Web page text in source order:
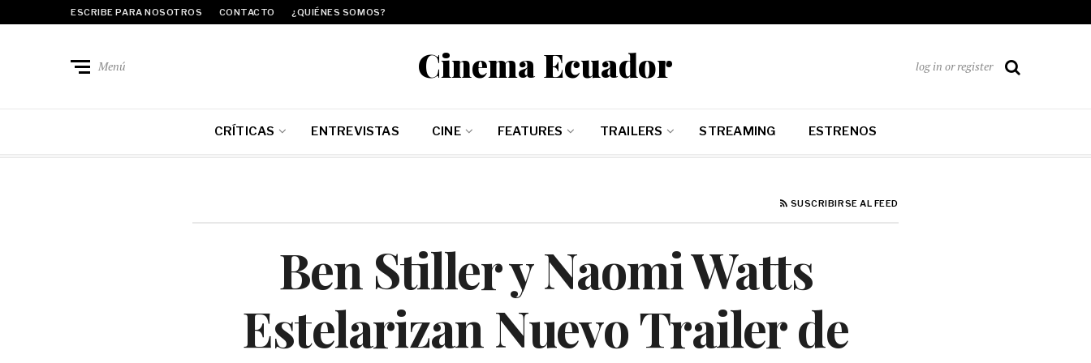
ESCRIBE PARA NOSOTROS CONTACTO ¿QUIÉNES SOMOS?
Cinema Ecuador
Menú log in or register
CRÍTICAS ENTREVISTAS CINE FEATURES TRAILERS STREAMING ESTRENOS
SUSCRIBIRSE AL FEED
Ben Stiller y Naomi Watts
Estelarizan Nuevo Trailer de